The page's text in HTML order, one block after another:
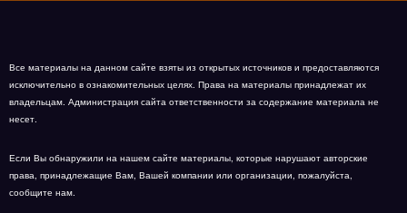
Все материалы на данном сайте взяты из открытых источников и предоставляются
исключительно в ознакомительных целях. Права на материалы принадлежат их
владельцам. Администрация сайта ответственности за содержание материала не
несет.
Если Вы обнаружили на нашем сайте материалы, которые нарушают авторские
права, принадлежащие Вам, Вашей компании или организации, пожалуйста,
сообщите нам.